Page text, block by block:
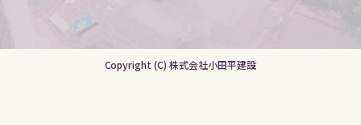
Copyright (C) 株式会社小田平建設